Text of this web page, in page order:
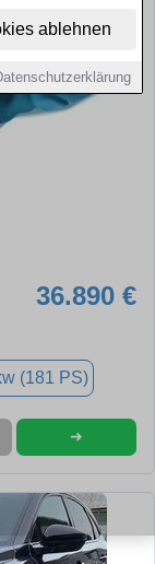
ablehnen
36.890 €
(181 PS)
➜